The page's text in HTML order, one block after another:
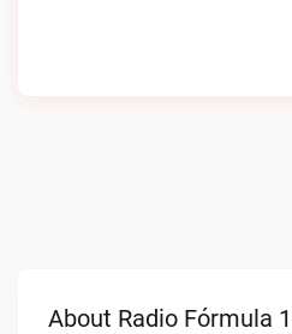
About Radio Fórmula